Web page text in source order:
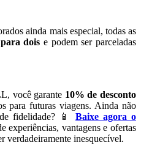
ainda mais especial, todas as
dois e podem ser parceladas
você garante 10% de desconto
para futuras viagens. Ainda não
fidelidade? 📱 Baixe agora o
experiências, vantagens e ofertas
verdadeiramente inesquecível.